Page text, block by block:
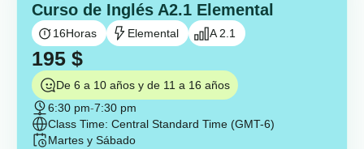
Curso de Inglés A2.1 Elemental
16Horas Elemental A 2.1
195 $
De 6 a 10 años y de 11 a 16 años
6:30 pm-7:30 pm
Class Time: Central Standard Time (GMT-6)
Martes y Sábado